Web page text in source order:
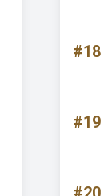
#18
#19